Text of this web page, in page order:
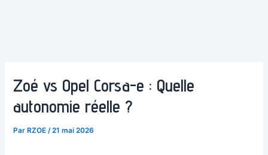
Zoé vs Opel Corsa-e : Quelle
autonomie réelle ?
Par RZOE/21 mai 2026